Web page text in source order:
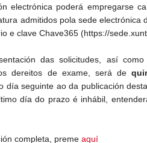
electrónica poderá empregarse
admitidos pola sede electrónica
e clave Chave365 (https://
das solicitudes, así
dereitos de exame, será de
día seguinte ao da publicación
día do prazo é inhábil,
completa, preme aquí